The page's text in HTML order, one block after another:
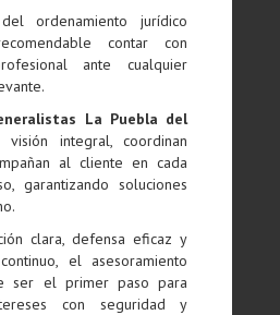
ordenamiento jurídico
contar con
ante cualquier
La Puebla del
integral, coordinan
al cliente en cada
garantizando soluciones
clara, defensa eficaz y
el asesoramiento
ser el primer paso para
con seguridad y